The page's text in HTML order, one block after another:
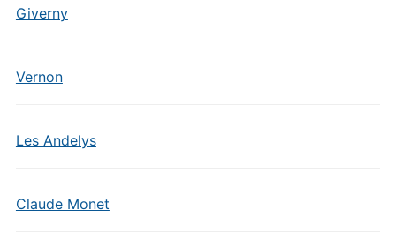
Giverny
Vernon
Les Andelys
Claude Monet